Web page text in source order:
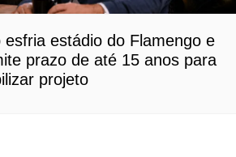
esfria estádio do Flamengo e
prazo de até 15 anos para
projeto